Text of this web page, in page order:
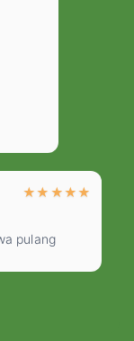
★★ ★★★
pulang